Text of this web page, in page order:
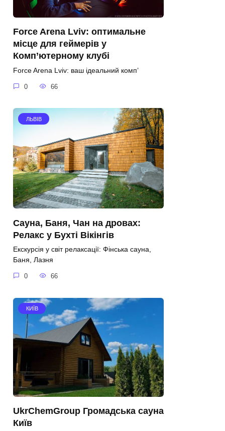
Force Arena Lviv: оптимальне
місце для геймерів у
Комп’ютерному клубі
Force Arena Lviv: ваш ідеальний комп’
0 66
ЛЬВІВ
Сауна, Баня, Чан на дровах:
Релакс у Бухті Вікінгів
Екскурсія у світ релаксації: Фінська сауна,
Баня, Лазня
0 66
КИЇВ
UkrChemGroup Громадська сауна
Київ